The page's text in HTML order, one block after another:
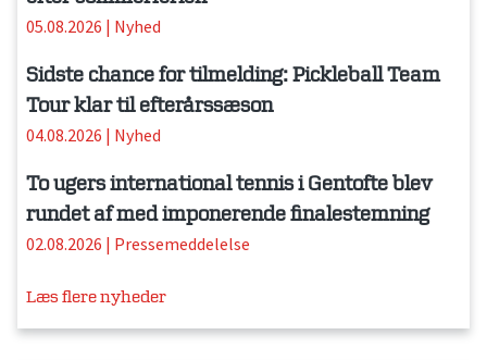
05.08.2026 | Nyhed
Sidste chance for tilmelding: Pickleball Team
Tour klar til efterårssæson
04.08.2026 | Nyhed
To ugers international tennis i Gentofte blev
rundet af med imponerende finalestemning
02.08.2026 | Pressemeddelelse
Læs flere nyheder